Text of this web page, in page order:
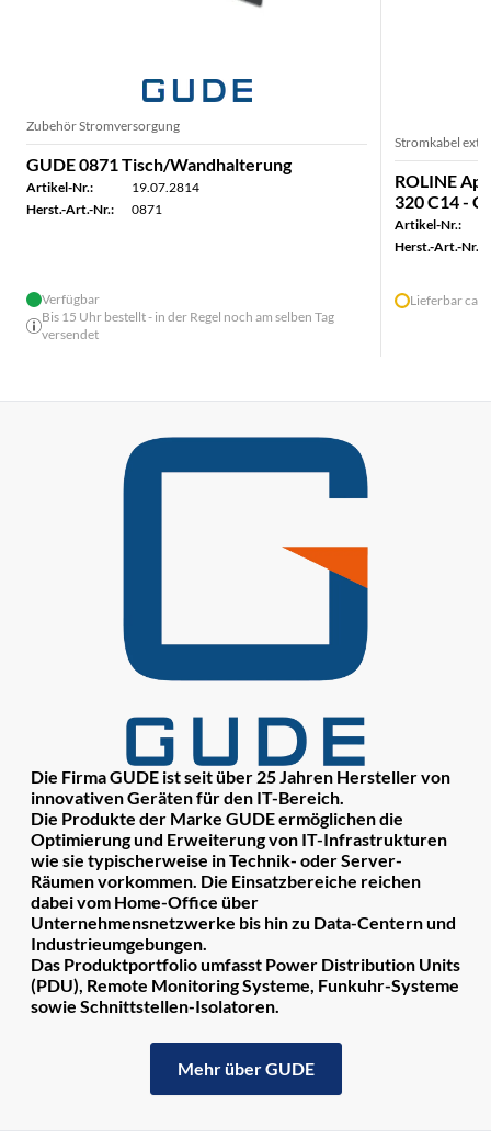
Zubehör Stromversorgung
GUDE 0871 Tisch/Wandhalterung
Artikel-Nr.:
19.07.2814
Herst.-Art.-Nr.:
0871
Verfügbar
Bis 15 Uhr bestellt - in der Regel noch am selben Tag
versendet
Stromkabel
ROLINE
320 C14 -
Artikel-Nr.:
Herst.-Art.-Nr.:
Lieferbar ca.
Die Firma GUDE ist seit über 25 Jahren Hersteller von
innovativen Geräten für den IT-Bereich.
Die Produkte der Marke GUDE ermöglichen die
Optimierung und Erweiterung von IT-Infrastrukturen
wie sie typischerweise in Technik- oder Server-
Räumen vorkommen. Die Einsatzbereiche reichen
dabei vom Home-Office über
Unternehmensnetzwerke bis hin zu Data-Centern und
Industrieumgebungen.
Das Produktportfolio umfasst Power Distribution Units
(PDU), Remote Monitoring Systeme, Funkuhr-Systeme
sowie Schnittstellen-Isolatoren.
Mehr über GUDE